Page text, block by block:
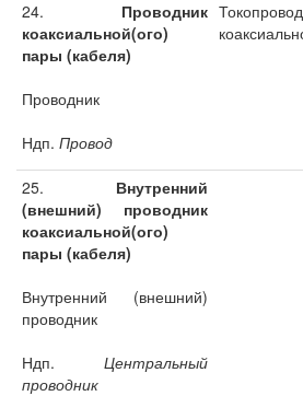
24. Проводник
коаксиальной(ого)
пары (кабеля)
Проводник
Ндп. Провод
25. Внутренний
(внешний) проводник
коаксиальной(ого)
пары (кабеля)
Внутренний (внешний)
проводник
Ндп. Центральный
проводник